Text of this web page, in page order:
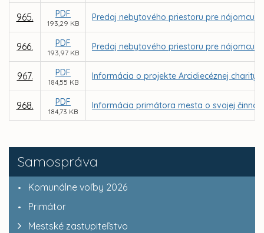
Samospráva
Komunálne voľby 2026
Primátor
Mestské zastupiteľstvo
965. PDF
193,29 KB
Predaj nebytového priestoru pre nájomcu
966. PDF
193,97 KB
Predaj nebytového priestoru pre nájomcu
967. PDF
184,55 KB
Informácia o projekte Arcidiecéznej charity
968. PDF
184,73 KB
Informácia primátora mesta o svojej